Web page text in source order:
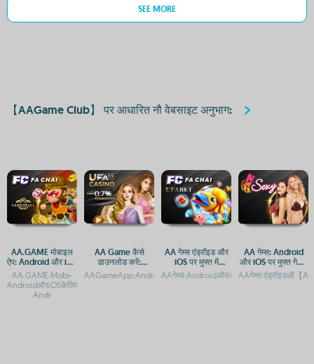
SEE MORE
【AAGame Club】 पर आधारित नौ वेबसाइट अनुभाग:
AA.GAME मोबाइल
ऐप: Android और iOS
पर आसान एक्सेस
AA.GAME:Mobi-
AndroidऔरiOSकेलिएऐपडाउनलोडकरेंAA.GAME:Mobiपरगेमिंगएप्सऔरAPKडाउनलोडकरें-
Andr
AA Game कैसे
डाउनलोड करें:
Android और iOS
गाइड
AA गेम्स एंड्रॉइड और
iOS पर मुफ्त में
डाउनलोड करें
AA गेम्स: Android
और iOS पर मुफ्त गेमिंग
का आनंद
AAगेम्स:एंड्रॉइडऔ【